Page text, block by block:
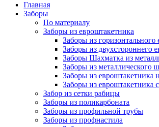
Главная
Заборы
По материалу
Заборы из евроштакетника
Заборы из горизонтального
Заборы из двухстороннего
Заборы Шахматка из
Заборы из металлического
Заборы из евроштакетника
Заборы из
Забор из сетки рабицы
Заборы из поликарбоната
Заборы из профильной трубы
Заборы из профнастила